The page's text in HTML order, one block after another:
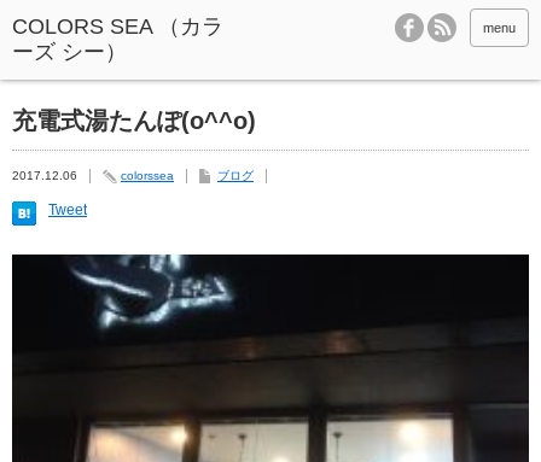
menu
充電式湯たんぽ(o^^o)
2017.12.06 colorssea ブログ
Tweet